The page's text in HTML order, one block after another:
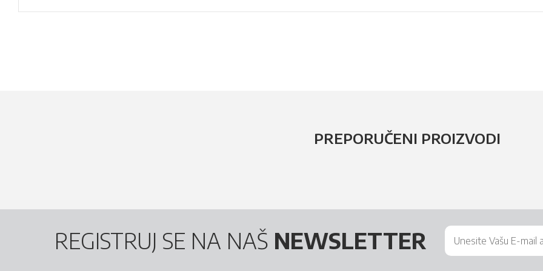
PREPORUČENI PROIZVODI
REGISTRUJ SE NA NAŠ NEWSLETTER